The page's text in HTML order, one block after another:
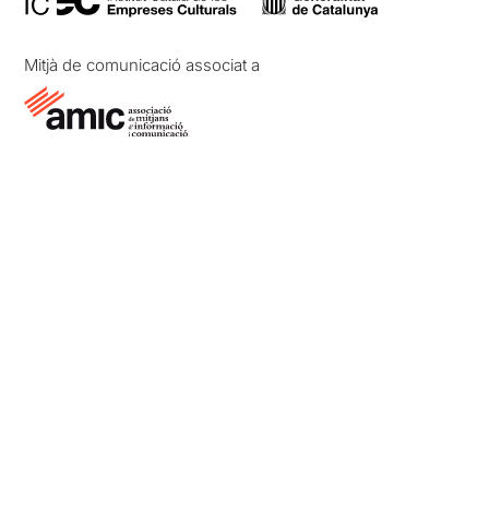
Mitjà de comunicació associat a